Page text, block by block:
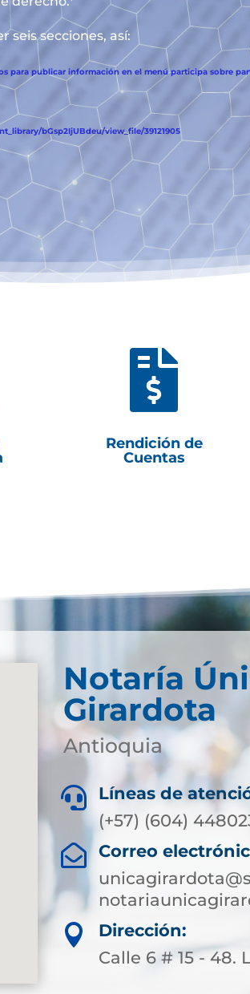
secciones, así:
para publicar información en el menú participa sobre
bGsp2IjUBdeu/view_file/39121905

Rendición de
Cuentas
Notaría
Girardota
Antioquia

Líneas de
(+57) (604)

Correo

Dirección:
Calle 6 # 15 - 48.